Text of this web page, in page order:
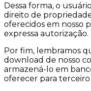
Dessa forma, o
direito de
oferecidos em nosso
expressa autorização.
Por fim, lembramos
download de nosso
armazená-lo em
oferecer para